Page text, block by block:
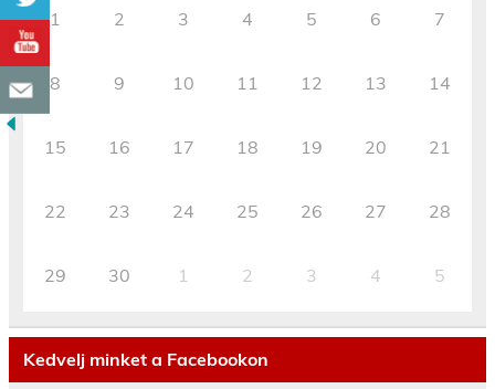
1 2 3 4 5 6 7
8 9 10 11 12 13 14
15 16 17 18 19 20 21
22 23 24 25 26 27 28
29 30 1 2 3 4 5
Kedvelj minket a Facebookon